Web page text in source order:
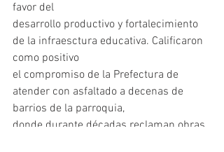
favor del
desarrollo productivo y fortalecimiento
de la infraesctura educativa. Calificaron
como positivo
el compromiso de la Prefectura de
atender con asfaltado a decenas de
barrios de la parroquia,
donde durante décadas reclaman obras